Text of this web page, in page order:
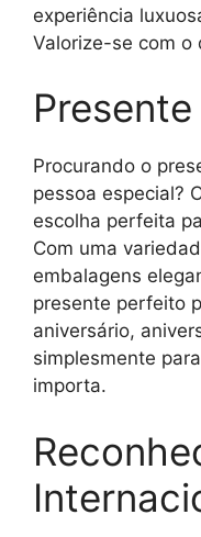
experiência
Valorize-se com o
Procurando o
pessoa especial?
escolha perfeita
Com uma
embalagens
presente perfeito
aniversário,
simplesmente
importa.